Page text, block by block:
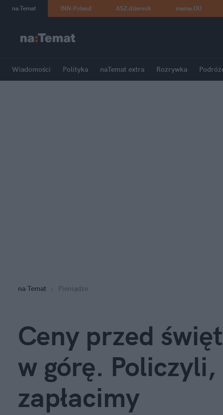
na:Temat INN:Poland ASZ:dziennik mama:DU
Wiadomości Polityka naTemat extra Rozrywka
na:Temat Pieniądze
Ceny przed
w górę.
zapłacimy